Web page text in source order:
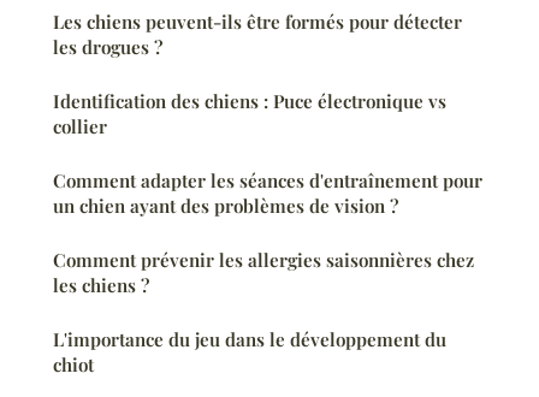
Les chiens peuvent-ils être formés pour détecter
les drogues ?
Identification des chiens : Puce électronique vs
collier
Comment adapter les séances d'entraînement pour
un chien ayant des problèmes de vision ?
Comment prévenir les allergies saisonnières chez
les chiens ?
L'importance du jeu dans le développement du
chiot